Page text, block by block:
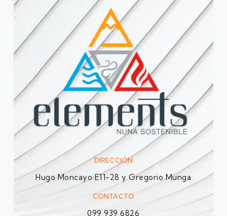
DIRECCIÓN
Hugo Moncayo E11-28 y Gregorio Munga
CONTACTO
099 939 6826